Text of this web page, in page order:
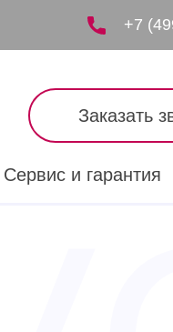
+7
Заказать
Сервис и гарантия